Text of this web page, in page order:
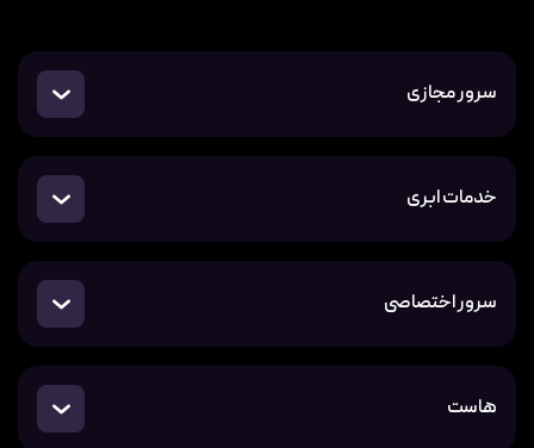
سرور مجازی
خدمات ابری
سرور اختصاصی
هاست